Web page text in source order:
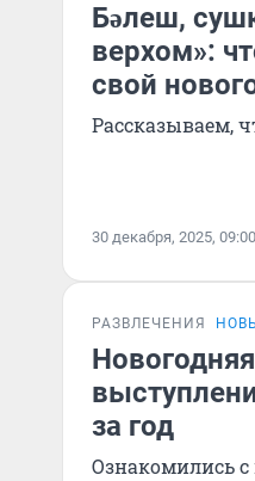
Бәлеш,
верхом»:
свой
Рассказываем,
30 декабря, 2025, 09:00
РАЗВЛЕЧЕНИЯ
за год
Ознакомились